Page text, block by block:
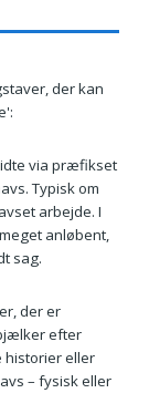
der kan
via præfikset
Typisk om
arbejde. I
anløbent,
sag.
der er
efter
historier eller
– fysisk eller